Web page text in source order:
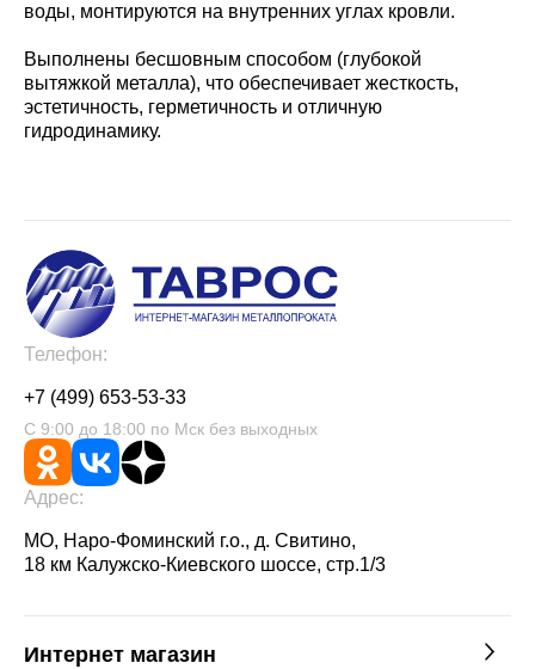
воды, монтируются на внутренних углах кровли.
Выполнены бесшовным способом (глубокой
вытяжкой металла), что обеспечивает жесткость,
эстетичность, герметичность и отличную
гидродинамику.
Телефон:
+7 (499) 653-53-33
С 9:00 до 18:00 по Мск без выходных
Адрес:
МО, Наро-Фоминский г.о., д. Свитино,
18 км Калужско-Киевского шоссе, стр.1/3
Интернет магазин